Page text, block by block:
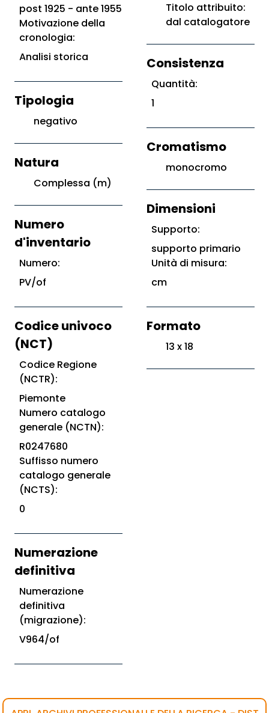
post 1925 - ante 1955
Motivazione della
cronologia:
Analisi storica
Tipologia
negativo
Natura
Complessa (m)
Numero
d'inventario
Numero:
PV/of
Codice univoco
(NCT)
Codice Regione
(NCTR):
Piemonte
Numero catalogo
generale (NCTN):
R0247680
Suffisso numero
catalogo generale
(NCTS):
0
Numerazione
definitiva
Numerazione
definitiva
(migrazione):
V964/of
Titolo attribuito:
dal catalogatore
Consistenza
Quantità:
1
Cromatismo
monocromo
Dimensioni
Supporto:
supporto primario
Unità di misura:
cm
Formato
13 x 18